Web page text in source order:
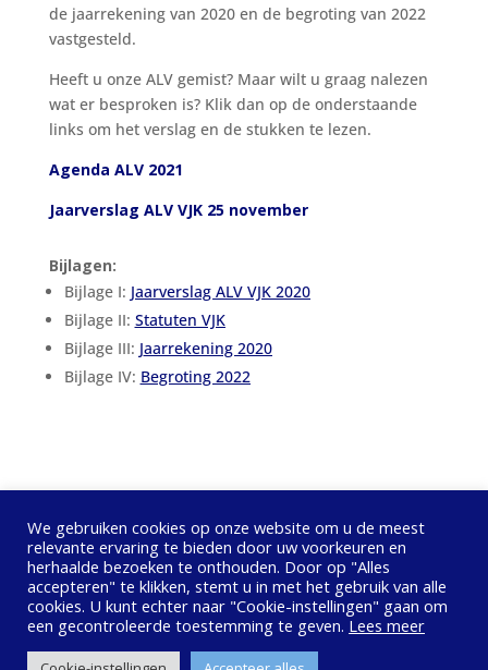
de jaarrekening van 2020 en de begroting van 2022
vastgesteld.
Heeft u onze ALV gemist? Maar wilt u graag nalezen
wat er besproken is? Klik dan op de onderstaande
links om het verslag en de stukken te lezen.
Agenda ALV 2021
Jaarverslag ALV VJK 25 november
Bijlagen:
Bijlage I: Jaarverslag ALV VJK 2020
Bijlage II: Statuten VJK
Bijlage III: Jaarrekening 2020
Bijlage IV: Begroting 2022
Privacybeleid Contact opnemen
© Vereniging Juridische Kwaliteitszorg Lokaal
We gebruiken cookies op onze website om u de meest
relevante ervaring te bieden door uw voorkeuren en
herhaalde bezoeken te onthouden. Door op "Alles
accepteren" te klikken, stemt u in met het gebruik van alle
cookies. U kunt echter naar "Cookie-instellingen" gaan om
een ​​gecontroleerde toestemming te geven. Lees meer